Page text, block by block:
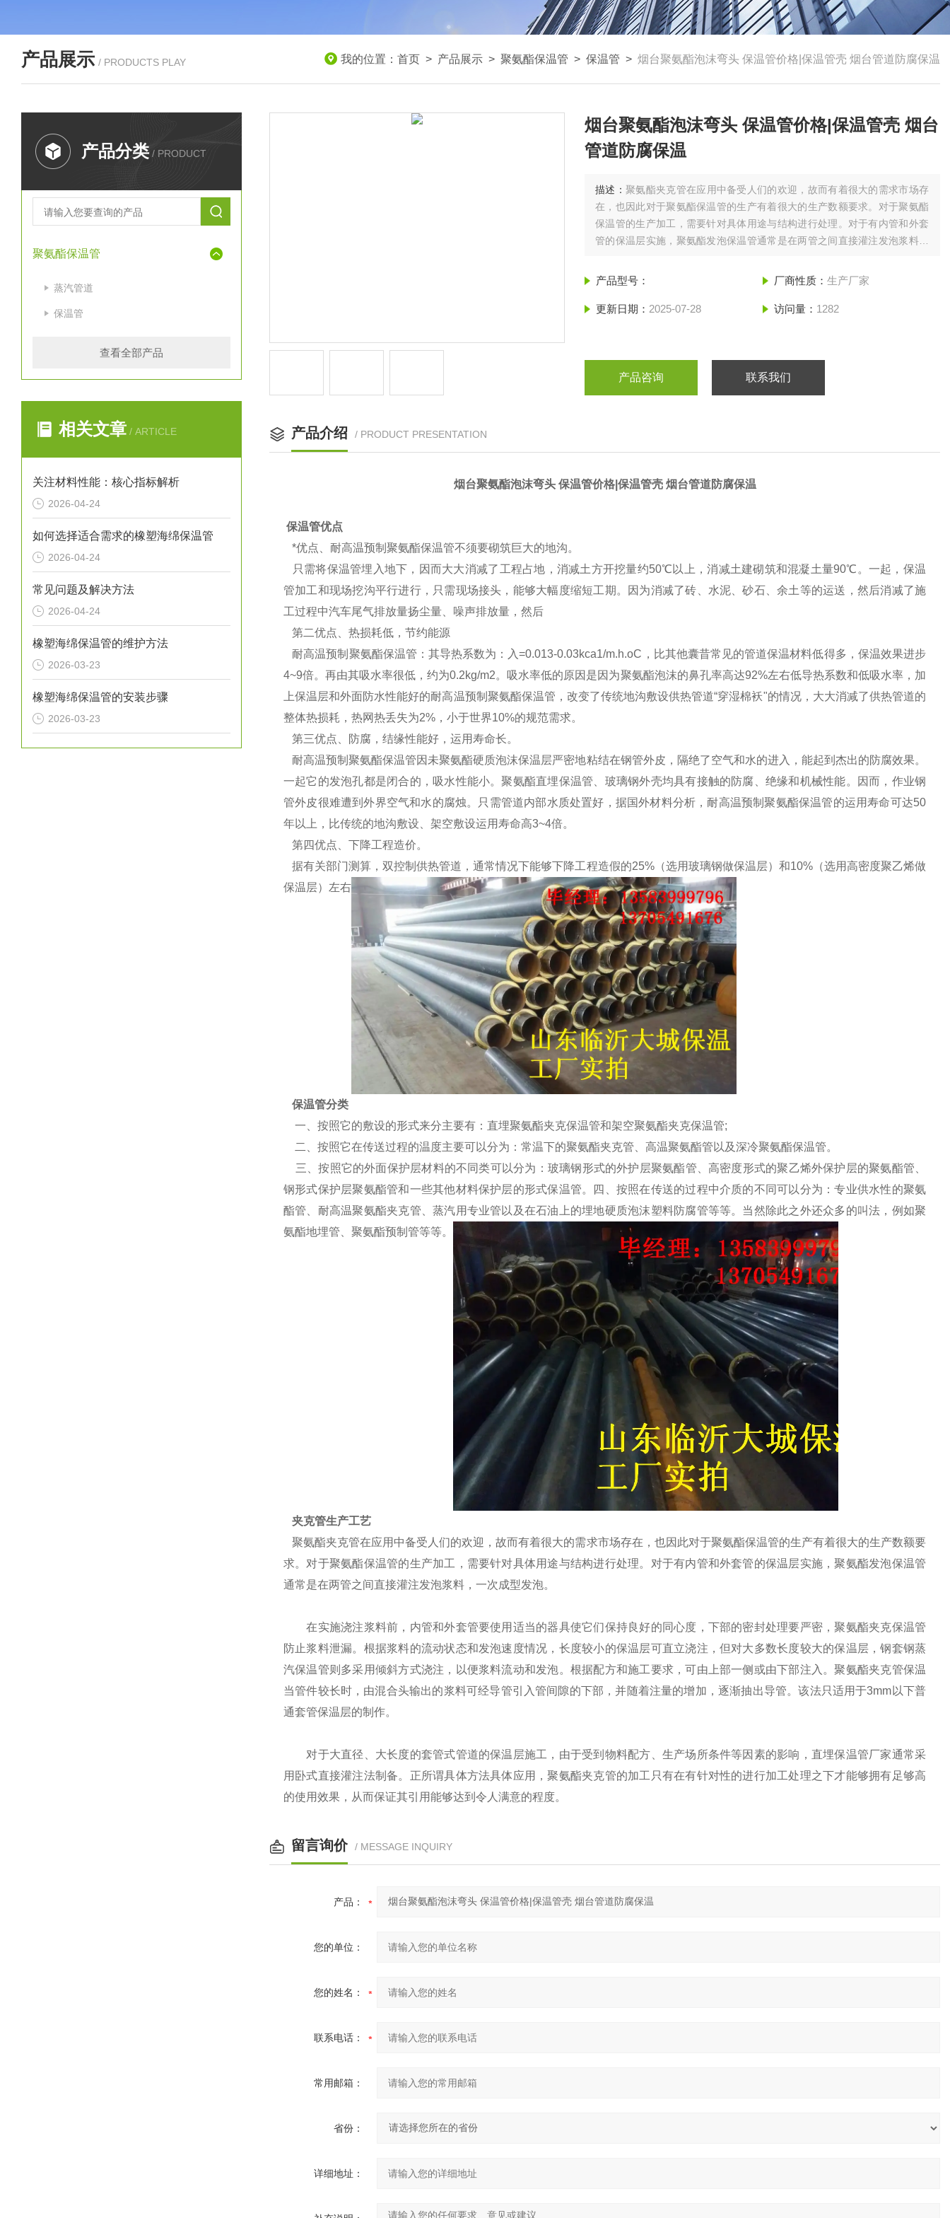
产品展示 / PRODUCTS PLAY 我的位置： 首页 > 产品展示 > 聚氨酯保温管 > 保温管 > 烟台聚氨酯泡沫弯头 保温管价格|保温管壳 烟台管道防腐保温
产品分类 / PRODUCT
聚氨酯保温管
蒸汽管道
保温管
查看全部产品
相关文章 / ARTICLE
关注材料性能：核心指标解析
2026-04-24
如何选择适合需求的橡塑海绵保温管
2026-04-24
常见问题及解决方法
2026-04-24
橡塑海绵保温管的维护方法
2026-03-23
橡塑海绵保温管的安装步骤
2026-03-23
烟台聚氨酯泡沫弯头 保温管价格|保温管壳 烟台
管道防腐保温
描述：聚氨酯夹克管在应用中备受人们的欢迎，故而有着很大的需求市场存
在，也因此对于聚氨酯保温管的生产有着很大的生产数额要求。对于聚氨酯
保温管的生产加工，需要针对具体用途与结构进行处理。对于有内管和外套
管的保温层实施，聚氨酯发泡保温管通常是在两管之间直接灌注发泡浆料，
温
产品型号： 厂商性质： 生产厂家
更新日期： 2025-07-28 访问量： 1282
产品咨询 联系我们
产品介绍 / PRODUCT PRESENTATION
烟台聚氨酯泡沫弯头 保温管价格|保温管壳 烟台管道防腐保温
保温管优点
*优点、耐高温预制聚氨酯保温管不须要砌筑巨大的地沟。
只需将保温管埋入地下，因而大大消减了工程占地，消减土方开挖量约50℃以上，消减土建砌筑和混凝土量90℃。一起，保温
管加工和现场挖沟平行进行，只需现场接头，能够大幅度缩短工期。因为消减了砖、水泥、砂石、余土等的运送，然后消减了施
工过程中汽车尾气排放量扬尘量、噪声排放量，然后
第二优点、热损耗低，节约能源
耐高温预制聚氨酯保温管：其导热系数为：入=0.013-0.03kca1/m.h.oC，比其他囊昔常见的管道保温材料低得多，保温效果进步
4~9倍。再由其吸水率很低，约为0.2kg/m2。吸水率低的原因是因为聚氨酯泡沫的鼻孔率高达92%左右低导热系数和低吸水率，加
上保温层和外面防水性能好的耐高温预制聚氨酯保温管，改变了传统地沟敷设供热管道“穿湿棉袄"的情况，大大消减了供热管道的
整体热损耗，热网热丢失为2%，小于世界10%的规范需求。
第三优点、防腐，结缘性能好，运用寿命长。
耐高温预制聚氨酯保温管因未聚氨酯硬质泡沫保温层严密地粘结在钢管外皮，隔绝了空气和水的进入，能起到杰出的防腐效果。
一起它的发泡孔都是闭合的，吸水性能小。聚氨酯直埋保温管、玻璃钢外壳均具有接触的防腐、绝缘和机械性能。因而，作业钢
管外皮很难遭到外界空气和水的腐烛。只需管道内部水质处置好，据国外材料分析，耐高温预制聚氨酯保温管的运用寿命可达50
年以上，比传统的地沟敷设、架空敷设运用寿命高3~4倍。
第四优点、下降工程造价。
据有关部门测算，双控制供热管道，通常情况下能够下降工程造假的25%（选用玻璃钢做保温层）和10%（选用高密度聚乙烯做
保温层）左右
保温管分类
一、按照它的敷设的形式来分主要有：直埋聚氨酯夹克保温管和架空聚氨酯夹克保温管;
二、按照它在传送过程的温度主要可以分为：常温下的聚氨酯夹克管、高温聚氨酯管以及深冷聚氨酯保温管。
三、按照它的外面保护层材料的不同类可以分为：玻璃钢形式的外护层聚氨酯管、高密度形式的聚乙烯外保护层的聚氨酯管、
钢形式保护层聚氨酯管和一些其他材料保护层的形式保温管。四、按照在传送的过程中介质的不同可以分为：专业供水性的聚氨
酯管、耐高温聚氨酯夹克管、蒸汽用专业管以及在石油上的埋地硬质泡沫塑料防腐管等等。当然除此之外还众多的叫法，例如聚
氨酯地埋管、聚氨酯预制管等等。
夹克管生产工艺
聚氨酯夹克管在应用中备受人们的欢迎，故而有着很大的需求市场存在，也因此对于聚氨酯保温管的生产有着很大的生产数额要
求。对于聚氨酯保温管的生产加工，需要针对具体用途与结构进行处理。对于有内管和外套管的保温层实施，聚氨酯发泡保温管
通常是在两管之间直接灌注发泡浆料，一次成型发泡。
在实施浇注浆料前，内管和外套管要使用适当的器具使它们保持良好的同心度，下部的密封处理要严密，聚氨酯夹克保温管
防止浆料泄漏。根据浆料的流动状态和发泡速度情况，长度较小的保温层可直立浇注，但对大多数长度较大的保温层，钢套钢蒸
汽保温管则多采用倾斜方式浇注，以便浆料流动和发泡。根据配方和施工要求，可由上部一侧或由下部注入。聚氨酯夹克管保温
当管件较长时，由混合头输出的浆料可经导管引入管间隙的下部，并随着注量的增加，逐渐抽出导管。该法只适用于3mm以下普
通套管保温层的制作。
对于大直径、大长度的套管式管道的保温层施工，由于受到物料配方、生产场所条件等因素的影响，直埋保温管厂家通常采
用卧式直接灌注法制备。正所谓具体方法具体应用，聚氨酯夹克管的加工只有在有针对性的进行加工处理之下才能够拥有足够高
的使用效果，从而保证其引用能够达到令人满意的程度。
留言询价 / MESSAGE INQUIRY
产品：
您的单位：
您的姓名：
联系电话：
常用邮箱：
省份：
详细地址：